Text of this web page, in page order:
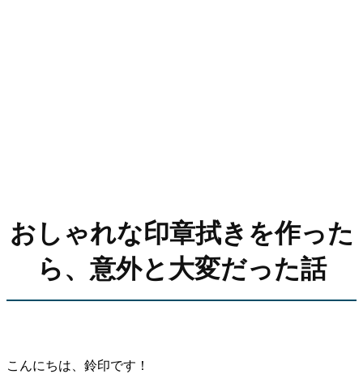
おしゃれな印章拭きを作った
ら、意外と大変だった話
こんにちは、鈴印です！